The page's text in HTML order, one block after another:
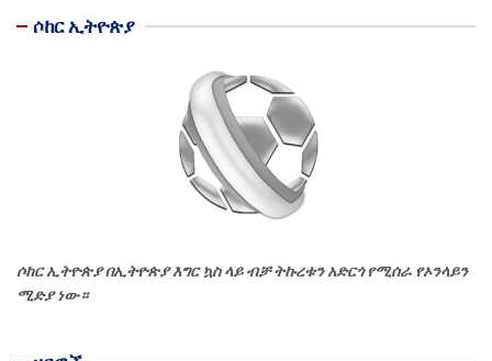
ሶከር ኢትዮጵያ
ሶከር ኢትዮጵያ በኢትዮጵያ እግር ኳስ ላይ ብቻ ትኩረቱን አድርጎ የሚሰራ የኦንላይን
ሚድያ ነው።